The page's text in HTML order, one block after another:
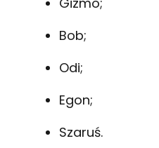
Bob;
Odi;
Egon;
Szaruś.